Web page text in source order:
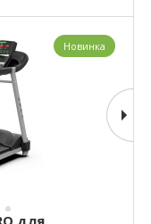
для
Новинка